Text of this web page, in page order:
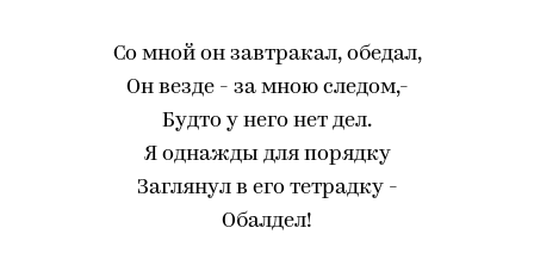
Со мной он завтракал, обедал,
Он везде - за мною следом,-
Будто у него нет дел.
Я однажды для порядку
Заглянул в его тетрадку -
Обалдел!